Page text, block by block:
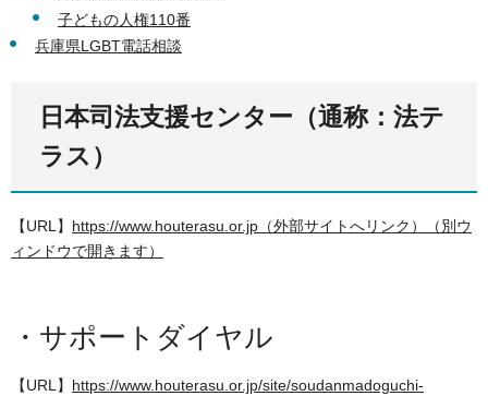
子どもの人権110番
兵庫県LGBT電話相談
日本司法支援センター（通称：法テ
ラス）
【URL】 https://www.houterasu.or.jp（外部サイトへリンク）（別ウ
ィンドウで開きます）
・サポートダイヤル
【URL】 https://www.houterasu.or.jp/site/soudanmadoguchi-